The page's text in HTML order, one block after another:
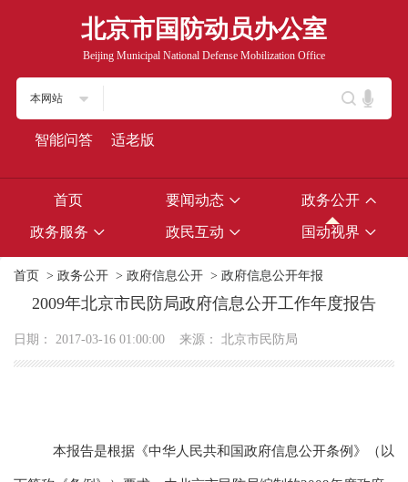
北京市国防动员办公室
Beijing Municipal National Defense Mobilization Office
本网站
智能问答 适老版
首页 要闻动态 政务公开
政务服务 政民互动 国动视界
首页 > 政务公开 > 政府信息公开 > 政府信息公开年报
2009年北京市民防局政府信息公开工作年度报告
日期： 2017-03-16 01:00:00 来源： 北京市民防局
本报告是根据《中华人民共和国政府信息公开条例》（以